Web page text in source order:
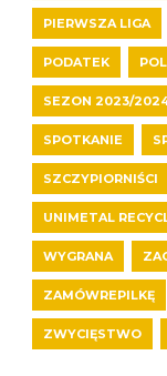
PIERWSZA LIGA
PODATEK
SEZON 2023/
SPOTKANIE
SZCZYPIORNIŚCI
UNIMETAL
WYGRANA
ZAMÓWREPILKĘ
ZWYCIĘSTWO